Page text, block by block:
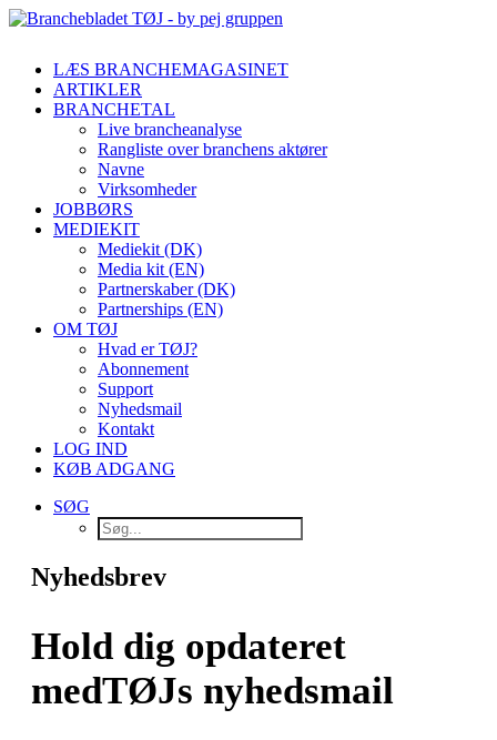
LÆS BRANCHEMAGASINET
ARTIKLER
BRANCHETAL
Live brancheanalyse
Rangliste over branchens aktører
Navne
Virksomheder
JOBBØRS
MEDIEKIT
Mediekit (DK)
Media kit (EN)
Partnerskaber (DK)
Partnerships (EN)
OM TØJ
Hvad er TØJ?
Abonnement
Support
Nyhedsmail
Kontakt
LOG IND
KØB ADGANG
SØG
Nyhedsbrev
Hold dig opdateret
medTØJs nyhedsmail